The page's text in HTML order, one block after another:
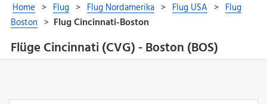
Flüge Cincinnati (CVG) - Boston (BOS)